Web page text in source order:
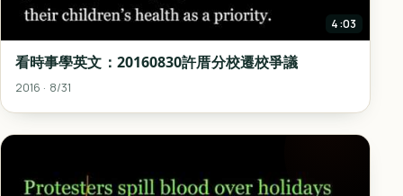
4:03
看時事學英文：20160830許厝分校遷校爭議
2016 · 8/31